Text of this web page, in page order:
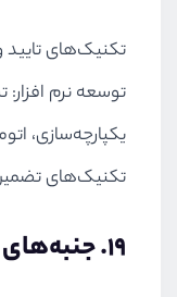
تکنیکهای
توسعه نرم
یکپارچهسازی،
تکنیکهای
19. جنبه های